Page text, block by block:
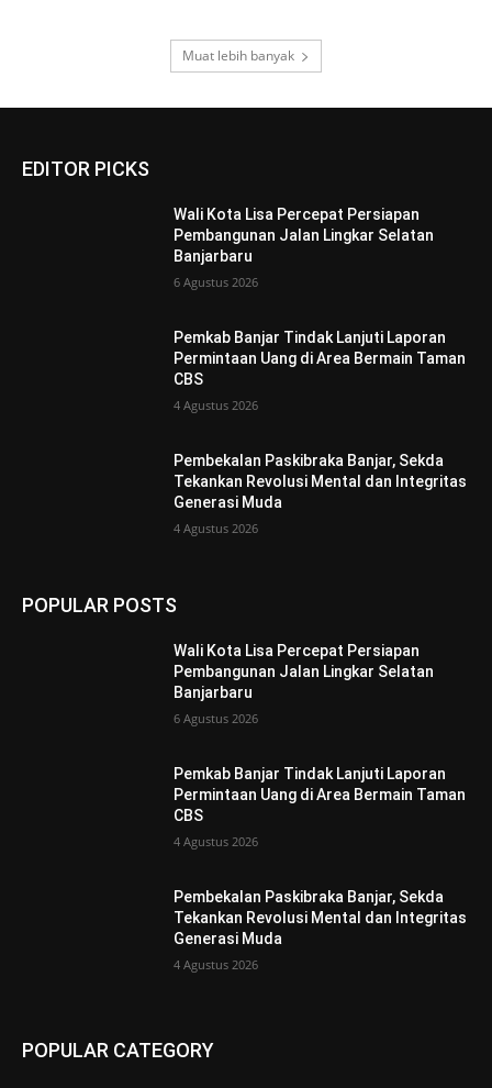
Muat lebih banyak
EDITOR PICKS
Wali Kota Lisa Percepat Persiapan
Pembangunan Jalan Lingkar Selatan
Banjarbaru
6 Agustus 2026
Pemkab Banjar Tindak Lanjuti Laporan
Permintaan Uang di Area Bermain Taman
CBS
4 Agustus 2026
Pembekalan Paskibraka Banjar, Sekda
Tekankan Revolusi Mental dan Integritas
Generasi Muda
4 Agustus 2026
POPULAR POSTS
Wali Kota Lisa Percepat Persiapan
Pembangunan Jalan Lingkar Selatan
Banjarbaru
6 Agustus 2026
Pemkab Banjar Tindak Lanjuti Laporan
Permintaan Uang di Area Bermain Taman
CBS
4 Agustus 2026
Pembekalan Paskibraka Banjar, Sekda
Tekankan Revolusi Mental dan Integritas
Generasi Muda
4 Agustus 2026
POPULAR CATEGORY